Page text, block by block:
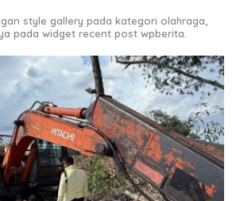
style gallery pada kategori olahraga,
pada widget recent post wpberita.